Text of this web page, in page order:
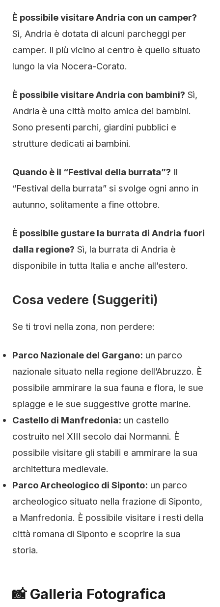
È possibile visitare Andria con un camper?
Sì, Andria è dotata di alcuni parcheggi per
camper. Il più vicino al centro è quello situato
lungo la via Nocera-Corato.
È possibile visitare Andria con bambini? Sì,
Andria è una città molto amica dei bambini.
Sono presenti parchi, giardini pubblici e
strutture dedicati ai bambini.
Quando è il “Festival della burrata”? Il
“Festival della burrata” si svolge ogni anno in
autunno, solitamente a fine ottobre.
È possibile gustare la burrata di Andria fuori
dalla regione? Sì, la burrata di Andria è
disponibile in tutta Italia e anche all’estero.
Cosa vedere (Suggeriti)
Se ti trovi nella zona, non perdere:
Parco Nazionale del Gargano: un parco
nazionale situato nella regione dell’Abruzzo. È
possibile ammirare la sua fauna e flora, le sue
spiagge e le sue suggestive grotte marine.
Castello di Manfredonia: un castello
costruito nel XIII secolo dai Normanni. È
possibile visitare gli stabili e ammirare la sua
architettura medievale.
Parco Archeologico di Siponto: un parco
archeologico situato nella frazione di Siponto,
a Manfredonia. È possibile visitare i resti della
città romana di Siponto e scoprire la sua
storia.
📸 Galleria Fotografica